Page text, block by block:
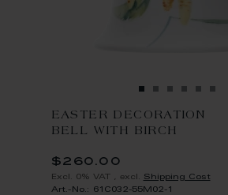
EASTER DECORATION
BELL WITH BIRCH
$260.00
Excl. 0% VAT excl. Shipping Cost
Art.-No.: 61C032-55M02-1